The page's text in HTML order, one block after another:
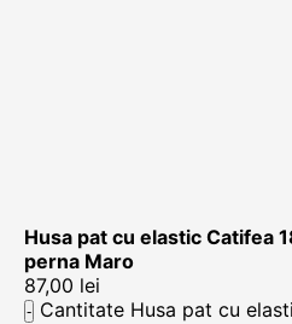
Husa pat cu elastic Catifea
perna Maro
87,00 lei
Cantitate Husa pat cu